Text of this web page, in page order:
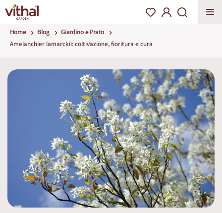
Home Blog
Giardino e Prato
Amelanchier lamarckii: coltivazione, fioritura e cura